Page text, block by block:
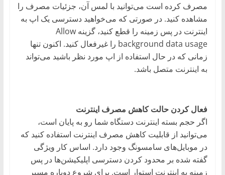
مصرف کرده است می‌توانید با لمس آن، جزئیات مصرف را
مشاهده کنید. در صورتی که می‌خواهید دسترسی یک اپ به
اینترنت در پس زمینه را قطع کنید، گزینه Allow
background data usage را غیرفعال کنید. اکنون تنها
زمانی که در حال استفاده از اپ مورد نظر باشید می‌تواند
به اینترنت متصل باشد.
فعال کردن حالت کاهش مصرف اینترنت
اگر حجم بسته اینترنت دستگاه شما رو به پایان است،
می‌توانید از قابلیت کاهش مصرف اینترنت استفاده کنید که
در موبایل‌های سامسونگ وجود دارد. اساس کار ویژگی
گفته شده بر محدود کردن دسترسی اپلیکیشن‌ها در پس
زمینه به اینترنت استوار است. برای شروع دوباره مسیر